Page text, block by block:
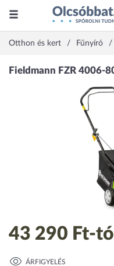
Otthon és kert Fűnyíró
43 290 Ft-tól
ÁRFIGYELÉS